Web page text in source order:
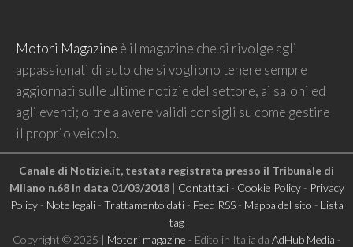
Motori Magazine è il magazine che si rivolge agli
appassionati di auto che si vogliono tenere sempre
aggiornati sulle ultime notizie del settore, ai saloni ed
agli eventi; oltre a avere validi consigli su come gestire
il proprio veicolo.
Canale di Notizie.it, testata registrata presso il Tribunale di
Milano n.68 in data 01/03/2018| Contattaci- Cookie Policy- Privacy
Policy- Note legali- Trattamento dati- Feed RSS- Mappa del sito - Lista
tag
Copyright © 2025 | Motori magazine - Edito in Italia da AdHub Media -